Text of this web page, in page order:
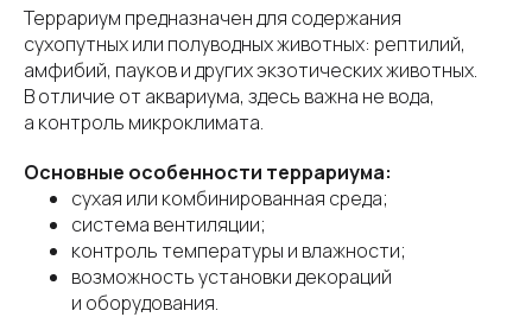
Террариум предназначен для содержания
сухопутных или полуводных животных: рептилий,
амфибий, пауков и других экзотических животных.
В отличие от аквариума, здесь важна не вода,
а контроль микроклимата.
Основные особенности террариума:
сухая или комбинированная среда;
система вентиляции;
контроль температуры и влажности;
возможность установки декораций
и оборудования.